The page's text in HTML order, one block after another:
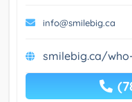
info@smilebig.ca
smilebig.ca/